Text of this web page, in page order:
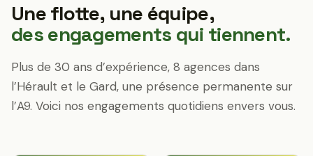
Une flotte, une équipe,
des engagements qui tiennent.
Plus de 30 ans d’expérience, 8 agences dans
l’Hérault et le Gard, une présence permanente sur
l’A9. Voici nos engagements quotidiens envers vous.